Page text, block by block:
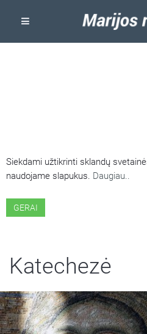
Siekdami užtikrinti sklandų
naudojame slapukus. Daugiau..
GERAI
Katechezė